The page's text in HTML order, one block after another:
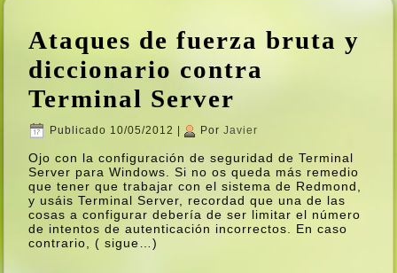
Ataques de fuerza bruta y
diccionario contra
Terminal Server
Publicado 10/05/2012 Por Javier
Ojo con la configuración de seguridad de Terminal
Server para Windows. Si no os queda más remedio
que tener que trabajar con el sistema de Redmond,
y usáis Terminal Server, recordad que una de las
cosas a configurar deberí­a de ser limitar el número
de intentos de autenticación incorrectos. En caso
contrario, ( sigue…)